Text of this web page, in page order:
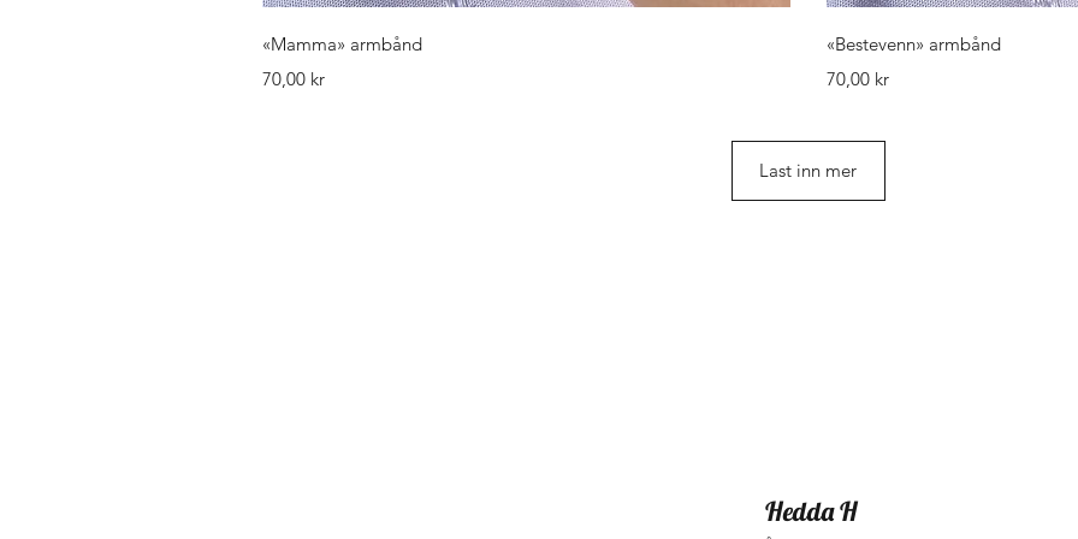
«Mamma» armbånd
Pris
70,00 kr
«Bestevenn» armbånd
Pris
70,00 kr
Last inn mer
Hedda H